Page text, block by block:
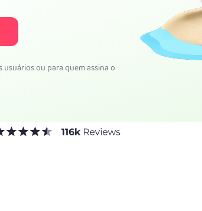
ou para quem assina o